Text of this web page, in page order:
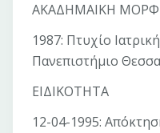
ΑΚΑΔΗΜΑΙΚΗ
1987: Πτυχίο
Πανεπιστήμιο
ΕΙΔΙΚΟΤΗΤΑ
12-04-1995: